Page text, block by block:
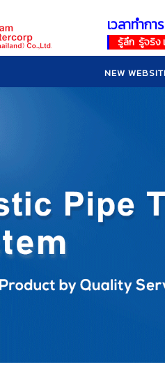
เวลาทำก
รู้ลึก รู้จริง
NEW